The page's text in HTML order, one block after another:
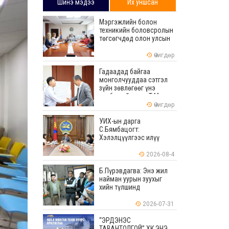
Шинэ мэдээ Их уншсан
Мэргэжлийн болон
техникийн боловсролын
төгсөгчдөд олон улсын
зөвшөөрөгдөх ур
чадваруудыг олгоно
Өчигдөр
Гадаадад байгаа
монголчууддаа сэтгэл
зүйн зөвлөгөөг үнэ
төлбөргүй өгдөг Т.Мөнх-
Эрдэнийг Боловсролын
тэргүүний ажилтнаар
шагналаа
Өчигдөр
УИХ-ын дарга
С.Бямбацогт:
Хэлэлцүүлгээс илүү
илүү бодит үр дүн чухал
2026-08-4
Б.Пүрэвдагва: Энэ жил
найман уурын зуухыг
хийн түлшинд
2026-07-31
“ЭРДЭНЭС